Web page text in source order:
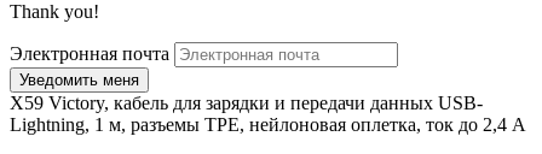
Thank you!
Электронная почта
X59 Victory, кабель для зарядки и передачи данных USB-
Lightning, 1 м, разъемы TPE, нейлоновая оплетка, ток до 2,4 А